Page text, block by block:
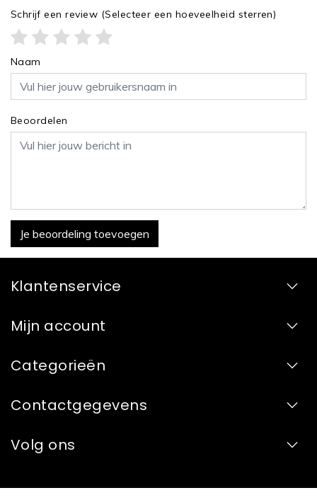
Schrijf een review (Selecteer een hoeveelheid sterren)
Naam
Beoordelen
Je beoordeling toevoegen
Klantenservice
Mijn account
Categorieën
Contactgegevens
Volg ons